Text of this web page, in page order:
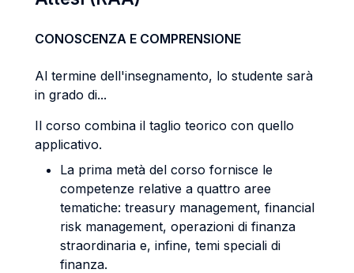
CONOSCENZA E COMPRENSIONE
Al termine dell'insegnamento, lo studente sarà
in grado di...
Il corso combina il taglio teorico con quello
applicativo.
La prima metà del corso fornisce le
competenze relative a quattro aree
tematiche: treasury management, financial
risk management, operazioni di finanza
straordinaria e, infine, temi speciali di
finanza.